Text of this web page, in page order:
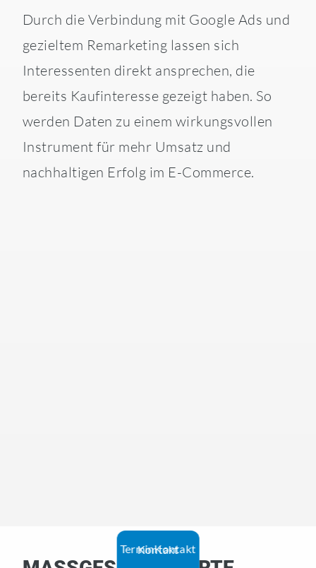
Durch die Verbindung mit Google Ads und
gezieltem Remarketing lassen sich
Interessenten direkt ansprechen, die
bereits Kaufinteresse gezeigt haben. So
werden Daten zu einem wirkungsvollen
Instrument für mehr Umsatz und
nachhaltigen Erfolg im E-Commerce.
Kontakt
TerminKontakt